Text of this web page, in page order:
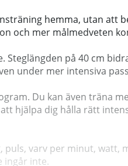
hemma, utan att
och mer målmedveten
Steglängden på 40 cm
under mer intensiva
Du kan även träna
hjälpa dig hålla rätt
varv per minut, watt,
ingår inte.